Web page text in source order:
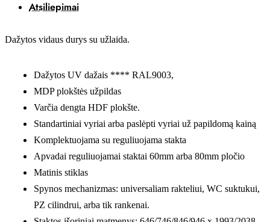
Atsiliepimai
Dažytos vidaus durys su užlaida.
Dažytos UV dažais **** RAL9003,
MDP plokštės užpildas
Varčia dengta HDF plokšte.
Standartiniai vyriai arba paslėpti vyriai už papildomą kainą
Komplektuojama su reguliuojama stakta
Apvadai reguliuojamai staktai 60mm arba 80mm pločio
Matinis stiklas
Spynos mechanizmas: universaliam rakteliui, WC suktukui,
PZ cilindrui, arba tik rankenai.